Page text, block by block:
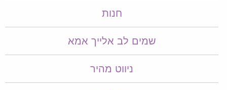
חנות
שמים לב אלייך אמא​​
ניווט מהיר